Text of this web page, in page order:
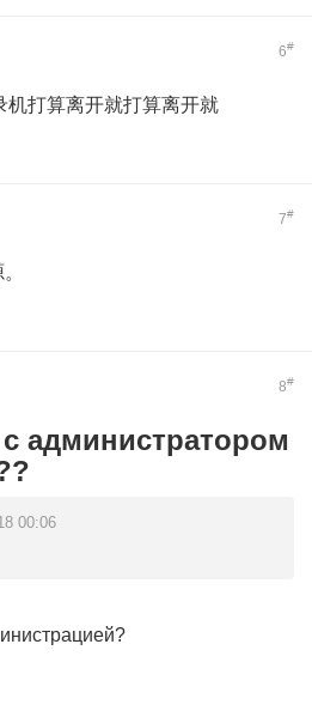
6#
打算离开就打算离开就
7#
8#
с администратором
00:06